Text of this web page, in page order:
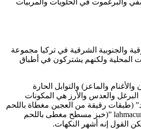
والجنوبية الشرقية في تركيا مجموعة
المحلية ولكنهم يشتركون في أطباق
والماعز) والتوابل الحارة
البرغل والعدس والأرز هي المكونات
(طبقات رقيقة من العجين مغطاة باللحم
أو الجبن أو الخضار) و ” lahmacun ”(خبز مسطح مغطى باللحم
القول إنه أشهر النكهات.